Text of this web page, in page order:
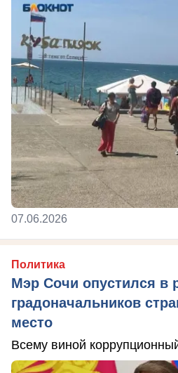
07.06.2026
Политика
Мэр Сочи опустился в
градоначальников
место
Всему виной